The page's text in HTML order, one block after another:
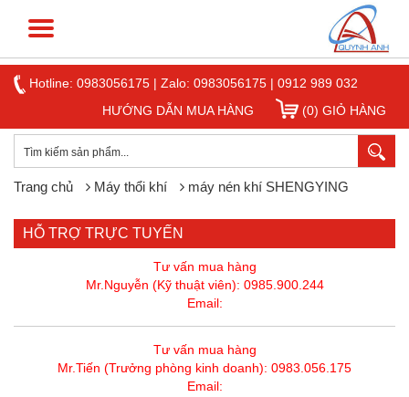
Hotline: 0983056175 | Zalo: 0983056175 | 0912 989 032
HƯỚNG DẪN MUA HÀNG
(0) GIỎ HÀNG
Trang chủ Máy thổi khí máy nén khí SHENGYING
HỖ TRỢ TRỰC TUYẾN
Tư vấn mua hàng
Mr.Nguyễn (Kỹ thuật viên): 0985.900.244
Email:
Tư vấn mua hàng
Mr.Tiến (Trưởng phòng kinh doanh): 0983.056.175
Email: